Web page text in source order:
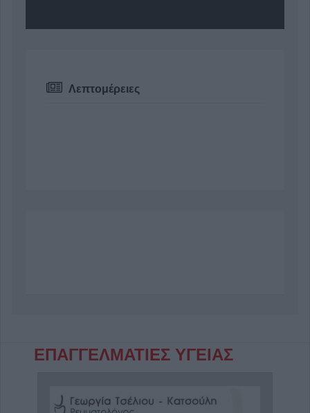
Λεπτομέρειες
ΕΠΑΓΓΕΛΜΑΤΙΕΣ ΥΓΕΙΑΣ